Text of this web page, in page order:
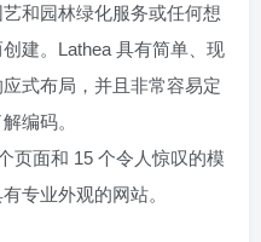
和园林绿化服务或任何想
建。Lathea 具有简单、现
式布局，并且非常容易定
编码。
页面和 15 个令人惊叹的模
专业外观的网站。